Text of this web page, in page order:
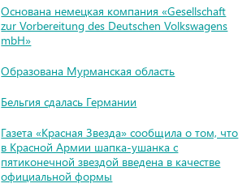
Основана немецкая компания «Gesellschaft
zur Vorbereitung des Deutschen Volkswagens
mbH»
Образована Мурманская область
Бельгия сдалась Германии
Газета «Красная Звезда» сообщила о том, что
в Красной Армии шапка-ушанка с
пятиконечной звездой введена в качестве
официальной формы